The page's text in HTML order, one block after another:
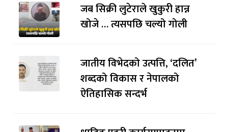
जब सिक्री लुटेराले खुकुरी हान्न
खोजे … त्यसपछि चल्यो गोली
जातीय विभेदको उत्पत्ति, ‘दलित’
शब्दको विकास र नेपालको
ऐतिहासिक सन्दर्भ